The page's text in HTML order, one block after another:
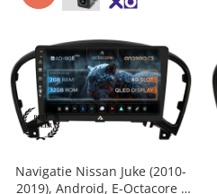
Conectică Chevrolet
Conectică Suzuki
Navigatie Nissan Juke (2010-
2019), Android, E-Octacore /